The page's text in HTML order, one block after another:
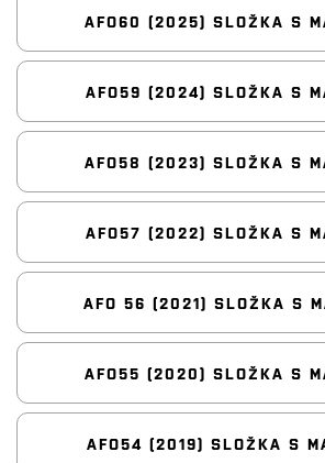
AFO60 (2025) SLOŽKA S
AFO59 (2024) SLOŽKA S
AFO58 (2023) SLOŽKA S
AFO57 (2022) SLOŽKA S
AFO 56 (2021) SLOŽKA S
AFO55 (2020) SLOŽKA S
AFO54 (2019) SLOŽKA S